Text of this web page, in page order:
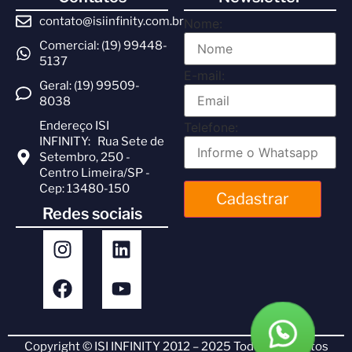
contato@isiinfinity.com.br
Comercial: (19) 99448-
5137
Geral: (19) 99509-
8038
Endereço ISI
INFINITY: Rua Sete de
Setembro, 250 -
Centro Limeira/SP -
Cep: 13480-150
Redes sociais
Nome:
E-mail:
Telefone:
Cadastrar
Copyright © ISI INFINITY 2012 – 2025 Todos os direitos